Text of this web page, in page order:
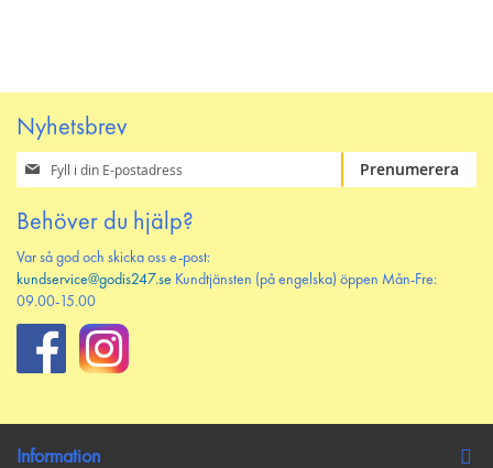
Nyhetsbrev
Prenumerera
på
nyhetsbrev
Prenumerera
Behöver du hjälp?
Var så god och skicka oss e-post:
kundservice@godis247.se Kundtjänsten (på engelska) öppen Mån-Fre:
09.00-15.00
Information